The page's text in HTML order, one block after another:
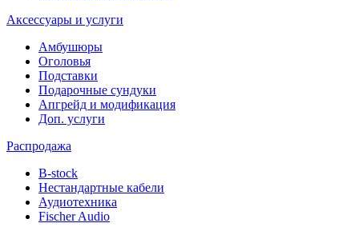
Аксессуары и услуги
Амбушюры
Оголовья
Подставки
Подарочные сундуки
Апгрейд и модификация
Доп. услуги
Распродажа
B-stock
Нестандартные кабели
Аудиотехника
Fischer Audio